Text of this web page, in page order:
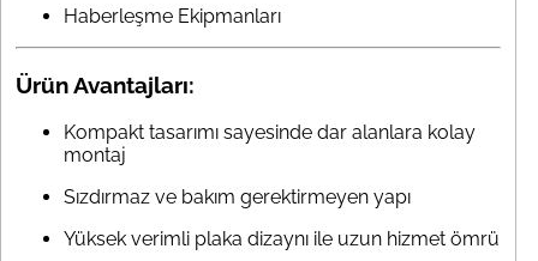
Haberleşme Ekipmanları
Ürün Avantajları:
Kompakt tasarımı sayesinde dar alanlara kolay
montaj
Sızdırmaz ve bakım gerektirmeyen yapı
Yüksek verimli plaka dizaynı ile uzun hizmet ömrü